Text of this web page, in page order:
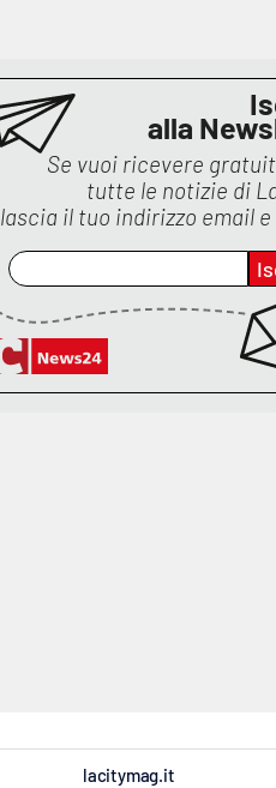
alla
Se vuoi ricevere
tutte le notizie di
lascia il tuo indirizzo email
lacitymag.it